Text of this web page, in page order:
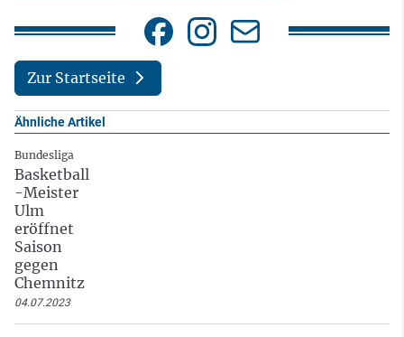
Zur Startseite
Ähnliche Artikel
Bundesliga
Basketball
-Meister
Ulm
eröffnet
Saison
gegen
Chemnitz
04.07.2023